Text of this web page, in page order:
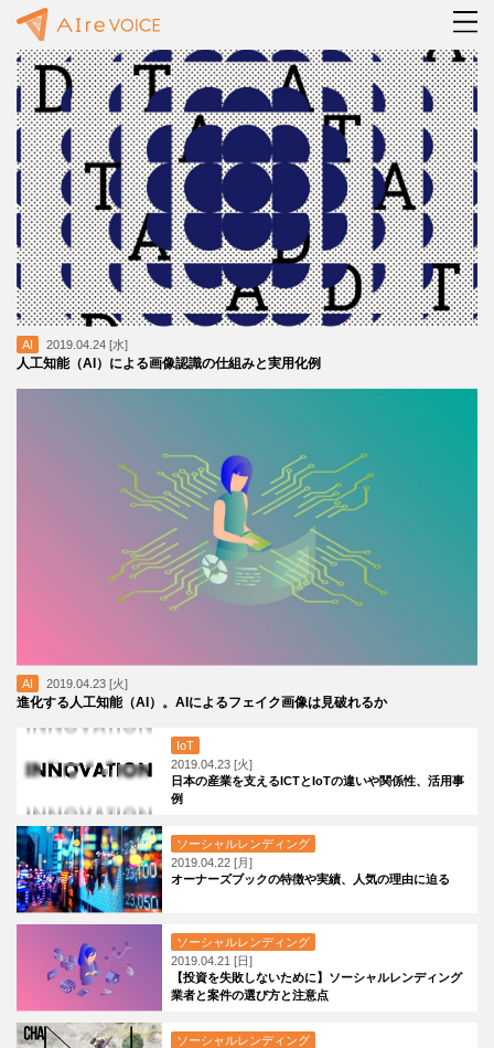
AI 2019.04.24 [水]
人工知能（AI）による画像認識の仕組みと実用化例
AI 2019.04.23 [火]
進化する人工知能（AI）。AIによるフェイク画像は見破れるか
IoT
2019.04.23 [火]
日本の産業を支えるICTとIoTの違いや関係性、活用事
例
ソーシャルレンディング
2019.04.22 [月]
オーナーズブックの特徴や実績、人気の理由に迫る
ソーシャルレンディング
2019.04.21 [日]
【投資を失敗しないために】ソーシャルレンディング
業者と案件の選び方と注意点
ソーシャルレンディング